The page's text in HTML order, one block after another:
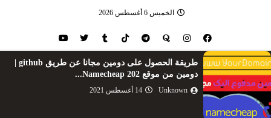
الخميس 6 أغسطس 2026
أفضل 6 مواقع لتحميل اى فيديو من الانترنت
Unknown 21 يوليو 2020